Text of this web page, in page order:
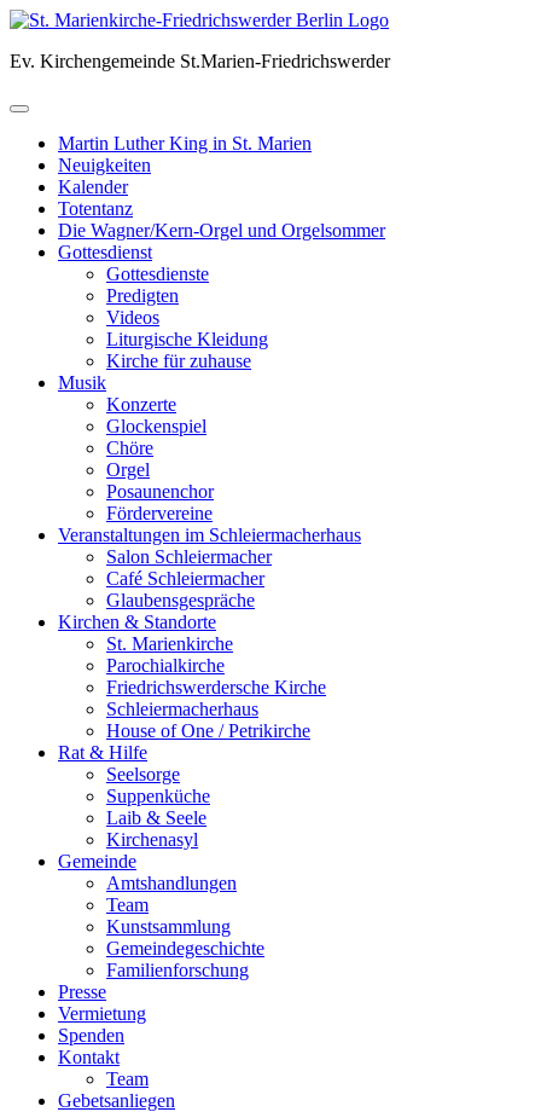
Skip
content
Ev. Kirchengemeinde St.Marien-Friedrichswerder
Martin Luther King in St. Marien
Neuigkeiten
Kalender
Totentanz
Die Wagner/Kern-Orgel und Orgelsommer
Gottesdienst
Gottesdienste
Predigten
Videos
Liturgische Kleidung
Kirche für zuhause
Musik
Konzerte
Glockenspiel
Chöre
Orgel
Posaunenchor
Fördervereine
Veranstaltungen im Schleiermacherhaus
Salon Schleiermacher
Café Schleiermacher
Glaubensgespräche
Kirchen & Standorte
St. Marienkirche
Parochialkirche
Friedrichswerdersche Kirche
Schleiermacherhaus
House of One / Petrikirche
Rat & Hilfe
Seelsorge
Suppenküche
Laib & Seele
Kirchenasyl
Gemeinde
Amtshandlungen
Team
Kunstsammlung
Gemeindegeschichte
Familienforschung
Presse
Vermietung
Spenden
Kontakt
Team
Gebetsanliegen